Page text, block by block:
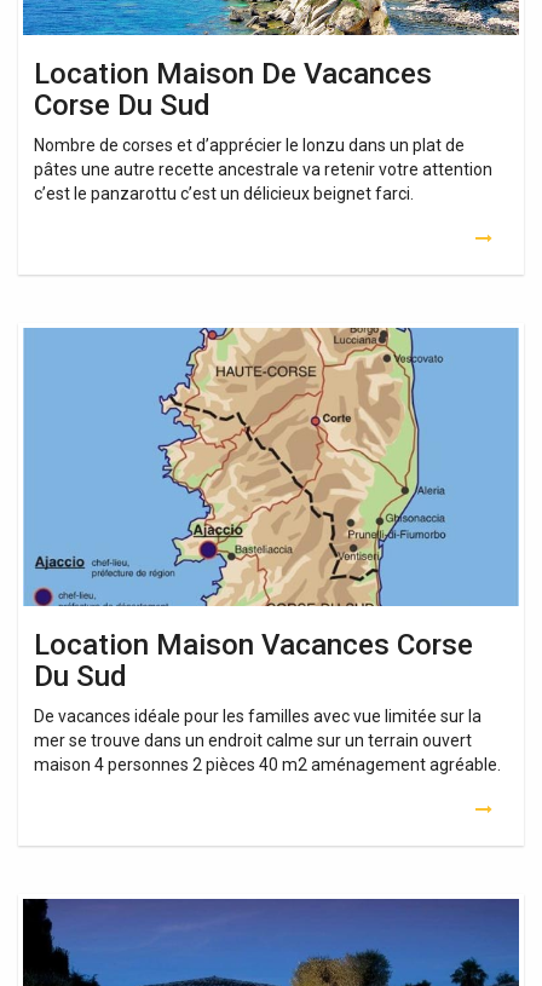
Location Maison De Vacances
Corse Du Sud
Nombre de corses et d’apprécier le lonzu dans un plat de
pâtes une autre recette ancestrale va retenir votre attention
c’est le panzarottu c’est un délicieux beignet farci.
Location Maison Vacances Corse
Du Sud
De vacances idéale pour les familles avec vue limitée sur la
mer se trouve dans un endroit calme sur un terrain ouvert
maison 4 personnes 2 pièces 40 m2 aménagement agréable.
Location
Location
Maison
Vacances
Corse